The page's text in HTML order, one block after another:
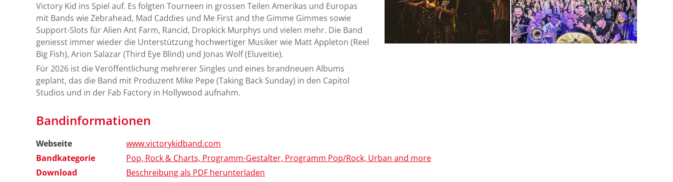
Victory Kid ins Spiel auf. Es folgten Tourneen in grossen Teilen Amerikas und Europas
mit Bands wie Zebrahead, Mad Caddies und Me First and the Gimme Gimmes sowie
Support-Slots für Alien Ant Farm, Rancid, Dropkick Murphys und vielen mehr. Die Band
geniesst immer wieder die Unterstützung hochwertiger Musiker wie Matt Appleton (Reel
Big Fish), Arion Salazar (Third Eye Blind) und Jonas Wolf (Eluveitie).
Für 2026 ist die Veröffentlichung mehrerer Singles und eines brandneuen Albums
geplant, das die Band mit Produzent Mike Pepe (Taking Back Sunday) in den Capitol
Studios und in der Fab Factory in Hollywood aufnahm.
Bandinformationen
Webseite
www.victorykidband.com
Bandkategorie
Pop, Rock & Charts, Programm-Gestalter, Programm Pop/Rock, Urban and more
Download
Beschreibung als PDF herunterladen